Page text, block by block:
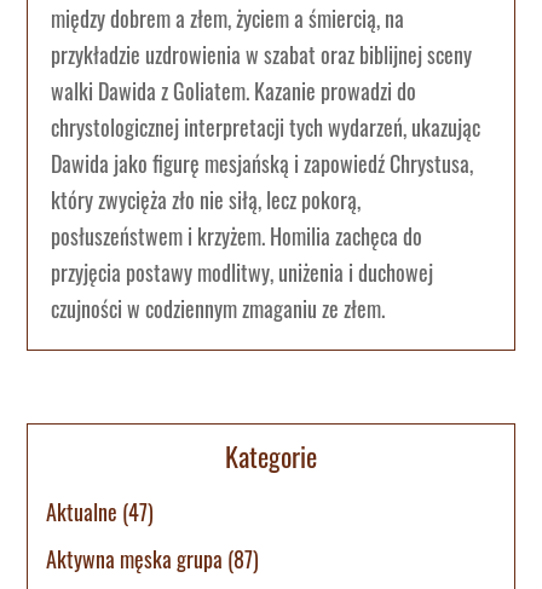
między dobrem a złem, życiem a śmiercią, na
przykładzie uzdrowienia w szabat oraz biblijnej sceny
walki Dawida z Goliatem. Kazanie prowadzi do
chrystologicznej interpretacji tych wydarzeń, ukazując
Dawida jako figurę mesjańską i zapowiedź Chrystusa,
który zwycięża zło nie siłą, lecz pokorą,
posłuszeństwem i krzyżem. Homilia zachęca do
przyjęcia postawy modlitwy, uniżenia i duchowej
czujności w codziennym zmaganiu ze złem.
Kategorie
Aktualne (47)
Aktywna męska grupa (87)